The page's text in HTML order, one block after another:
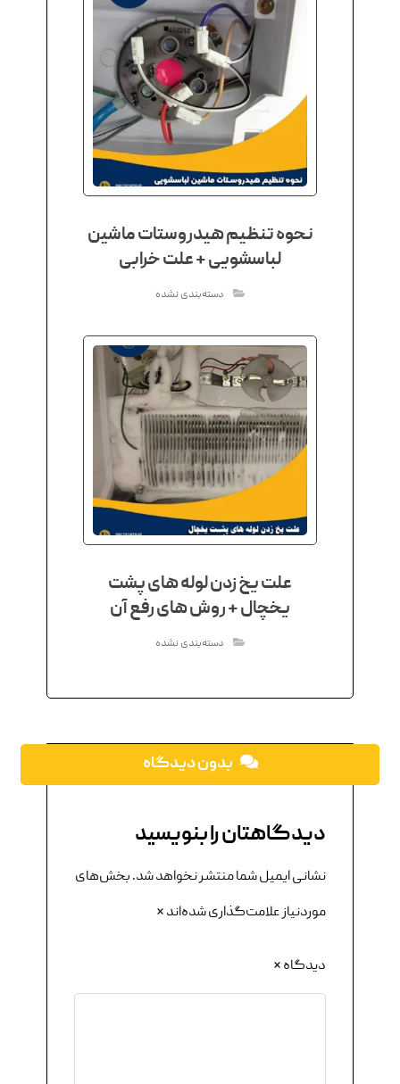
نحوه تنظیم هیدروستات ماشین
لباسشویی + علت خرابی
دسته‌بندی نشده
علت یخ زدن لوله های پشت
یخچال + روش های رفع آن
دسته‌بندی نشده
بدون دیدگاه
دیدگاهتان را بنویسید
نشانی ایمیل شما منتشر نخواهد شد.بخش‌های
موردنیاز علامت‌گذاری شده‌اند*
دیدگاه*